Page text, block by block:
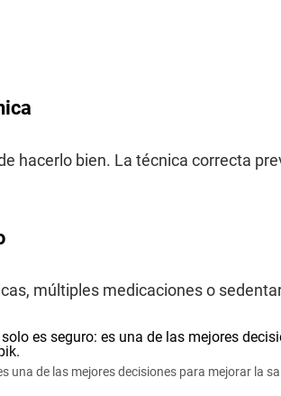
hacerlo bien. La técnica correcta
múltiples medicaciones o
una de las mejores decisiones para mejorar la